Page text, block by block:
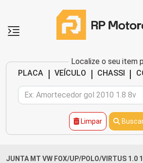
Localize o seu item
PLACA
| VEÍCULO | CHASSI |
Limpar
JUNTA MT VW FOX/UP/POLO/VIRTUS 1.0